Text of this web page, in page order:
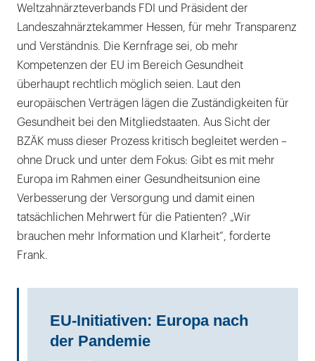
Weltzahnärzteverbands FDI und Präsident der
Landeszahnärztekammer Hessen, für mehr Transparenz
und Verständnis. Die Kernfrage sei, ob mehr
Kompetenzen der EU im Bereich Gesundheit
überhaupt rechtlich möglich seien. Laut den
europäischen Verträgen lägen die Zuständigkeiten für
Gesundheit bei den Mitgliedstaaten. Aus Sicht der
BZÄK muss dieser Prozess kritisch begleitet werden –
ohne Druck und unter dem Fokus: Gibt es mit mehr
Europa im Rahmen einer Gesundheitsunion eine
Verbesserung der Versorgung und damit einen
tatsächlichen Mehrwert für die Patienten? „Wir
brauchen mehr Information und Klarheit“, forderte
Frank.
EU-Initiativen: Europa nach
der Pandemie